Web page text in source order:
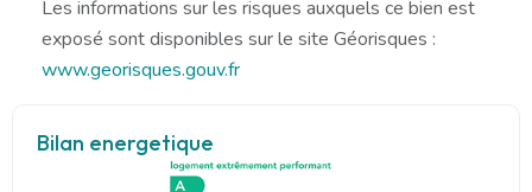
Les informations sur les risques auxquels ce bien est
exposé sont disponibles sur le site Géorisques :
www.georisques.gouv.fr
Bilan energetique